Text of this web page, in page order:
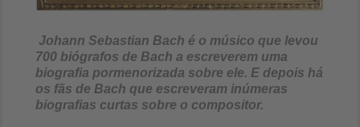
Johann Sebastian Bach é o músico que levou
700 biógrafos de Bach a escreverem uma
biografia pormenorizada sobre ele. E depois há
os fãs de Bach que escreveram inúmeras
biografias curtas sobre o compositor.